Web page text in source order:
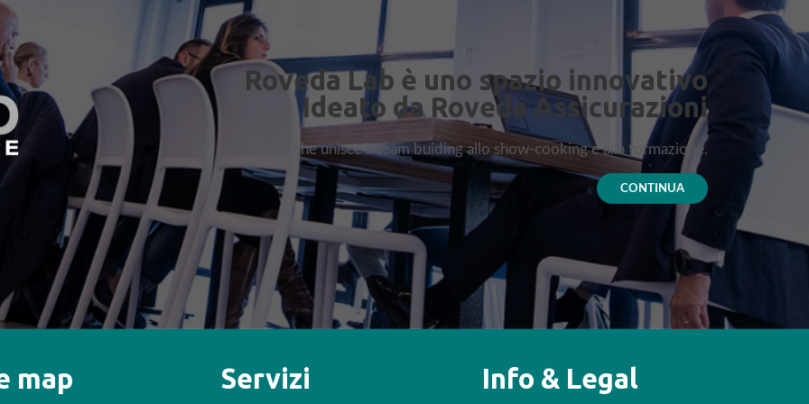
Roveda Lab è uno spazio innovativo
Ideato da Roveda Assicurazioni
che unisce il team buiding allo show-cooking e alla formazione.
CONTINUA
map Servizi Info & Legal